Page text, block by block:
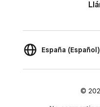
España (Español)
©